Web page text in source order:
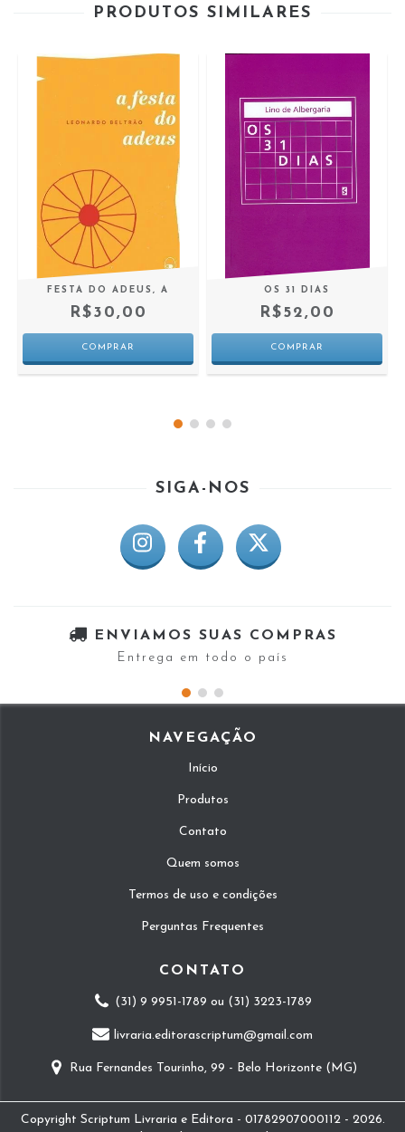
PRODUTOS SIMILARES
FESTA DO ADEUS, A
R$30,00
OS 31 DIAS
R$52,00
SIGA-NOS
ENVIAMOS SUAS COMPRAS
Entrega em todo o país
NAVEGAÇÃO
Início
Produtos
Contato
Quem somos
Termos de uso e condições
Perguntas Frequentes
CONTATO
(31) 9 9951-1789 ou (31) 3223-1789
livraria.editorascriptum@gmail.com
Rua Fernandes Tourinho, 99 - Belo Horizonte (MG)
Copyright Scriptum Livraria e Editora - 01782907000112 - 2026.